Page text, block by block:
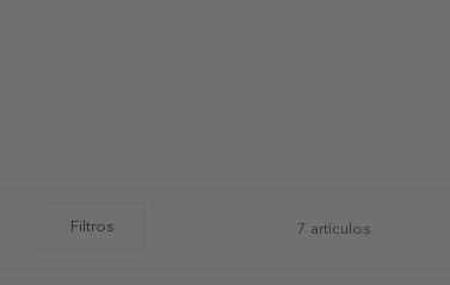
Filtros 7 artículos